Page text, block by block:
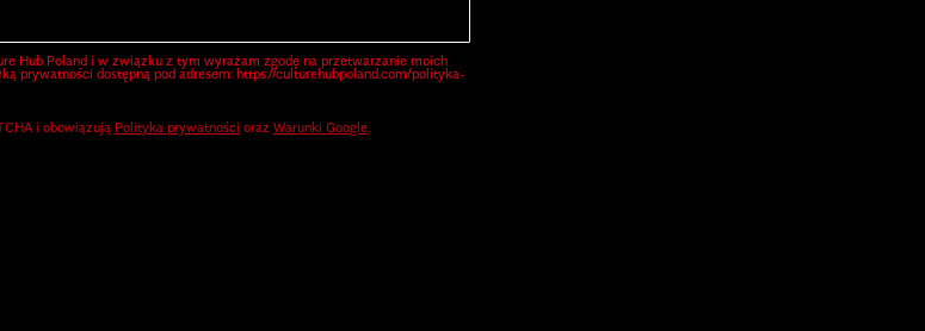
Hub Poland i w związku z tym wyrażam zgodę na przetwarzanie moich
prywatności dostępną pod adresem: https://culturehubpoland.com/polityka-
i obowiązują Polityka prywatności oraz Warunki Google.